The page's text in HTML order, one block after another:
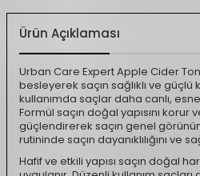
Ürün Açıklaması
Urban Care Expert Apple Cider
besleyerek saçın sağlıklı ve güçlü
kullanımda saçlar daha canlı,
Formül saçın doğal yapısını korur
güçlendirerek saçın genel
rutininde saçın dayanıklılığını ve
Hafif ve etkili yapısı saçın doğal